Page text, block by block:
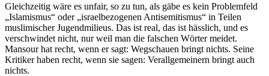
Gleichzeitig wäre es unfair, so zu tun, als gäbe es kein Problemfeld
„Islamismus“ oder „israelbezogenen Antisemitismus“ in Teilen
muslimischer Jugendmilieus. Das ist real, das ist hässlich, und es
verschwindet nicht, nur weil man die falschen Wörter meidet.
Mansour hat recht, wenn er sagt: Wegschauen bringt nichts. Seine
Kritiker haben recht, wenn sie sagen: Verallgemeinern bringt auch
nichts.